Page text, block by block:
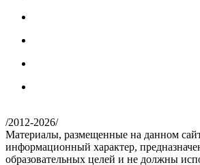
/2012-2026/
Материалы, размещенные на данном
информационный характер,
образовательных целей и не должны